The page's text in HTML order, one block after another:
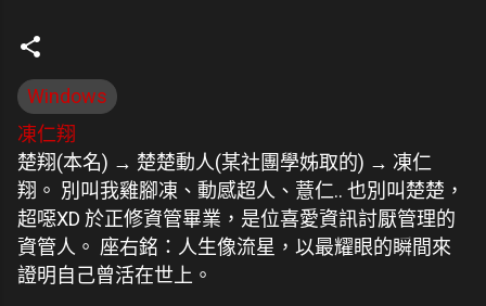
Windows
凍仁翔
楚翔(本名) → 楚楚動人(某社團學姊取的) → 凍仁
翔。 別叫我雞腳凍、動感超人、薏仁.. 也別叫楚楚，
超噁XD 於正修資管畢業，是位喜愛資訊討厭管理的
資管人。 座右銘：人生像流星，以最耀眼的瞬間來
證明自己曾活在世上。